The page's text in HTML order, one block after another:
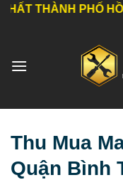
Bỏ
dung
PHỐ HỒ CHÍ MINH
Thu Mua
Quận Bình